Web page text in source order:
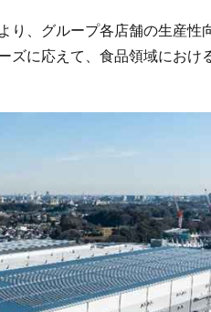
り、グループ各店舗の生産性
ズに応えて、食品領域におけ